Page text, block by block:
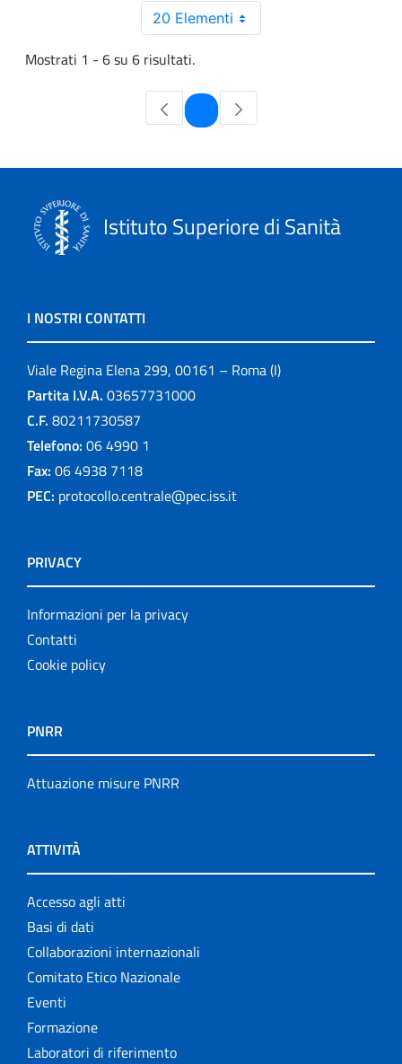
20 Elementi
Mostrati 1 - 6 su 6 risultati.
Pagina
Istituto Superiore di Sanità
I NOSTRI CONTATTI
Viale Regina Elena 299, 00161 – Roma (I)
Partita I.V.A. 03657731000
C.F. 80211730587
Telefono: 06 4990 1
Fax: 06 4938 7118
PEC: protocollo.centrale@pec.iss.it
PRIVACY
Informazioni per la privacy
Contatti
Cookie policy
PNRR
Attuazione misure PNRR
ATTIVITÀ
Accesso agli atti
Basi di dati
Collaborazioni internazionali
Comitato Etico Nazionale
Eventi
Formazione
Laboratori di riferimento